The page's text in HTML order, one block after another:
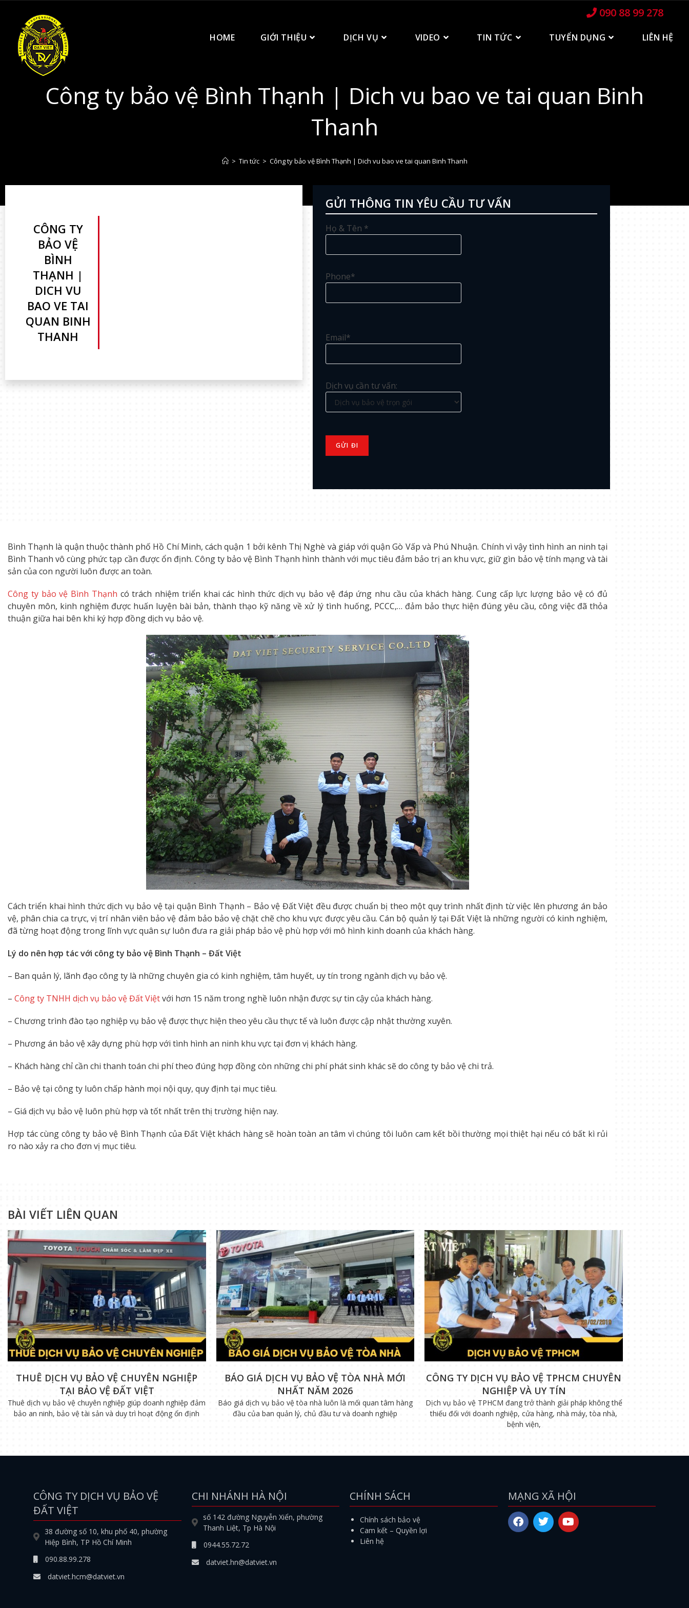
090 88 99 278
HOME GIỚI THIỆU DỊCH VỤ VIDEO TIN TỨC TUYỂN DỤNG LIÊN HỆ
Công ty bảo vệ Bình Thạnh | Dich vu bao ve tai quan Binh
Thanh
> Tin tức > Công ty bảo vệ Bình Thạnh | Dich vu bao ve tai quan Binh Thanh
CÔNG TY
BẢO VỆ
BÌNH
THẠNH |
DICH VU
BAO VE TAI
QUAN BINH
THANH
GỬI THÔNG TIN YÊU CẦU TƯ VẤN
Họ & Tên *
Phone*
Email*
Dịch vụ cần tư vấn:
Bình Thạnh là quận thuộc thành phố Hồ Chí Minh, cách quận 1 bởi kênh Thị Nghè và giáp với quận Gò Vấp và Phú Nhuận. Chính vì vậy tình hình an ninh tại
Bình Thanh vô cùng phức tạp cần được ổn định. Công ty bảo vệ Bình Thạnh hình thành với mục tiêu đảm bảo trị an khu vực, giữ gìn bảo vệ tính mạng và tài
sản của con người luôn được an toàn.
Công ty bảo vệ Bình Thạnh có trách nhiệm triển khai các hình thức dịch vụ bảo vệ đáp ứng nhu cầu của khách hàng. Cung cấp lực lượng bảo vệ có đủ
chuyên môn, kinh nghiệm được huấn luyện bài bản, thành thạo kỹ năng về xử lý tình huống, PCCC,… đảm bảo thực hiện đúng yêu cầu, công việc đã thỏa
thuận giữa hai bên khi ký hợp đồng dịch vụ bảo vệ.
Cách triển khai hình thức dịch vụ bảo vệ tại quận Bình Thạnh – Bảo vệ Đất Việt đều được chuẩn bị theo một quy trình nhất định từ việc lên phương án bảo
vệ, phân chia ca trực, vị trí nhân viên bảo vệ đảm bảo bảo vệ chặt chẽ cho khu vực được yêu cầu. Cán bộ quản lý tại Đất Việt là những người có kinh nghiệm,
đã từng hoạt động trong lĩnh vực quân sự luôn đưa ra giải pháp bảo vệ phù hợp với mô hình kinh doanh của khách hàng.
Lý do nên hợp tác với công ty bảo vệ Bình Thạnh – Đất Việt
– Ban quản lý, lãnh đạo công ty là những chuyên gia có kinh nghiệm, tâm huyết, uy tín trong ngành dịch vụ bảo vệ.
– Công ty TNHH dịch vụ bảo vệ Đất Việtvới hơn 15 năm trong nghề luôn nhận được sự tin cậy của khách hàng.
– Chương trình đào tạo nghiệp vụ bảo vệ được thực hiện theo yêu cầu thực tế và luôn được cập nhật thường xuyên.
– Phương án bảo vệ xây dựng phù hợp với tình hình an ninh khu vực tại đơn vị khách hàng.
– Khách hàng chỉ cần chi thanh toán chi phí theo đúng hợp đồng còn những chi phí phát sinh khác sẽ do công ty bảo vệ chi trả.
– Bảo vệ tại công ty luôn chấp hành mọi nội quy, quy định tại mục tiêu.
– Giá dịch vụ bảo vệ luôn phù hợp và tốt nhất trên thị trường hiện nay.
Hợp tác cùng công ty bảo vệ Bình Thạnh của Đất Việt khách hàng sẽ hoàn toàn an tâm vì chúng tôi luôn cam kết bồi thường mọi thiệt hại nếu có bất kì rủi
ro nào xảy ra cho đơn vị mục tiêu.
BÀI VIẾT LIÊN QUAN
THUÊ DỊCH VỤ BẢO VỆ CHUYÊN NGHIỆP
TẠI BẢO VỆ ĐẤT VIỆT
Thuê dịch vụ bảo vệ chuyên nghiệp giúp doanh nghiệp đảm
bảo an ninh, bảo vệ tài sản và duy trì hoạt động ổn định
BÁO GIÁ DỊCH VỤ BẢO VỆ TÒA NHÀ MỚI
NHẤT NĂM 2026
Báo giá dịch vụ bảo vệ tòa nhà luôn là mối quan tâm hàng
đầu của ban quản lý, chủ đầu tư và doanh nghiệp
CÔNG TY DỊCH VỤ BẢO VỆ TPHCM CHUYÊN
NGHIỆP VÀ UY TÍN
Dịch vụ bảo vệ TPHCM đang trở thành giải pháp không thể
thiếu đối với doanh nghiệp, cửa hàng, nhà máy, tòa nhà,
bệnh viện,
CÔNG TY DỊCH VỤ BẢO VỆ
ĐẤT VIỆT
38 đường số 10, khu phố 40, phường
Hiệp Bình, TP Hồ Chí Minh
090.88.99.278
datviet.hcm@datviet.vn
CHI NHÁNH HÀ NỘI
số 142 đường Nguyễn Xiển, phường
Thanh Liệt, Tp Hà Nội
0944.55.72.72
datviet.hn@datviet.vn
CHÍNH SÁCH
Chính sách bảo vệ
Cam kết – Quyền lợi
Liên hệ
MẠNG XÃ HỘI